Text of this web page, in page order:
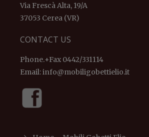
Via Frescà Alta, 19/A
37053 Cerea (VR)
CONTACT US
Phone.+Fax 0442/331114
Email:info@mobiligobettielio.it